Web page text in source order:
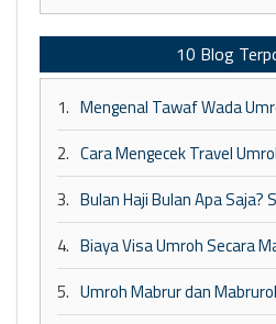
10 Blog
1.
2.
3. Bulan Haji Bulan Apa Saja?
4.
5.